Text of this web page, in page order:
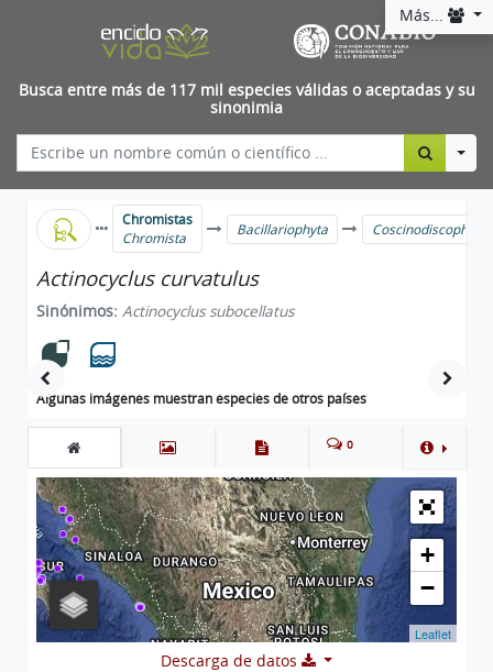
Más...
Busca entre más de 117 mil especies válidas o aceptadas y su
sinonimia
Chromistas
Chromista
Bacillariophyta
Actinocyclus curvatulus
Sinónimos: Actinocyclus subocellatus
Algunas imágenes muestran especies de otros países
0
+
−
Leaflet
Descarga de datos